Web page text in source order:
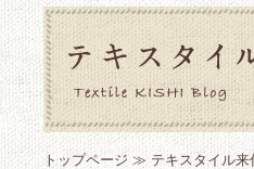
トップページ ≫ テキスタイル来